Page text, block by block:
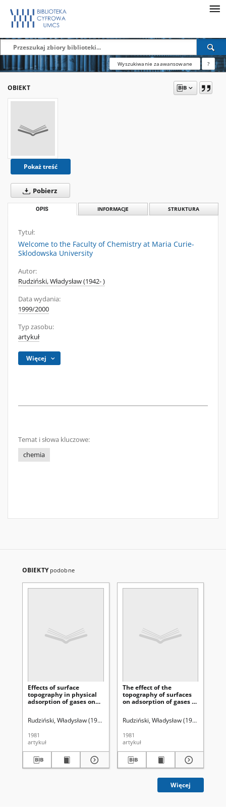
Wyszukiwanie zaawansowane ?
OBIEKT
Pokaż treść
Pobierz
OPIS INFORMACJE STRUKTURA
Tytuł:
Welcome to the Faculty of Chemistry at Maria Curie-
Sklodowska University
Autor:
Rudziński, Władysław (1942- )
Data wydania:
1999/2000
Typ zasobu:
artykuł
Więcej
Temat i słowa kluczowe:
chemia
OBIEKTY podobne
Effects of surface
topography in physical
adsorption of gases on
Rudziński, Władysław (1942- ). Baszyńska, Joanna.
1981
artykuł
The effect of the
topography of surfaces
on adsorption of gases at
heterogeneous solid
Rudziński, Władysław (1942- ).
1981
artykuł
Więcej